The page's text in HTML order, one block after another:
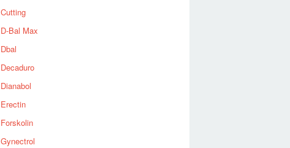
Cutting
D-Bal Max
Dbal
Decaduro
Dianabol
Erectin
Forskolin
Gynectrol